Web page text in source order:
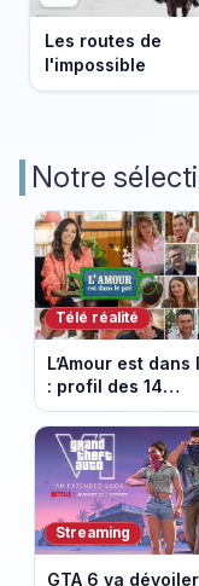
Les routes de
l'impossible
Notre
Télé réalité
L’Amour est dans
: profil des 14
agriculteurs,
dating inédit et
nouvelles
d’amour
Streaming
GTA 6 va